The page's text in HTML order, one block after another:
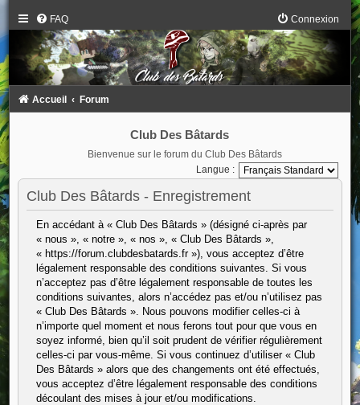
FAQ Connexion
Accueil Forum
Club Des Bâtards
Bienvenue sur le forum du Club Des Bâtards
Langue :
Club Des Bâtards - Enregistrement
En accédant à « Club Des Bâtards » (désigné ci-après par
« nous », « notre », « nos », « Club Des Bâtards »,
« https://forum.clubdesbatards.fr »), vous acceptez d’être
légalement responsable des conditions suivantes. Si vous
n’acceptez pas d’être légalement responsable de toutes les
conditions suivantes, alors n’accédez pas et/ou n’utilisez pas
« Club Des Bâtards ». Nous pouvons modifier celles-ci à
n’importe quel moment et nous ferons tout pour que vous en
soyez informé, bien qu’il soit prudent de vérifier régulièrement
celles-ci par vous-même. Si vous continuez d’utiliser « Club
Des Bâtards » alors que des changements ont été effectués,
vous acceptez d’être légalement responsable des conditions
découlant des mises à jour et/ou modifications.